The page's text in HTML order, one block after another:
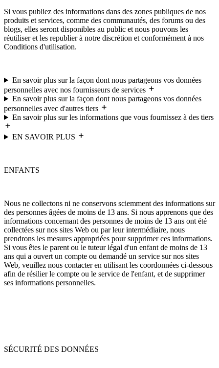
Si vous publiez des informations dans des zones publiques de nos
produits et services, comme des communautés, des forums ou des
blogs, elles seront disponibles au public et nous pouvons les
réutiliser et les republier à notre discrétion et conformément à nos
Conditions d'utilisation.
En savoir plus sur la façon dont nous partageons vos données
personnelles avec nos fournisseurs de services
En savoir plus sur la façon dont nous partageons vos données
personnelles avec d'autres tiers
En savoir plus sur les informations que vous fournissez à des tiers
EN SAVOIR PLUS
ENFANTS
Nous ne collectons ni ne conservons sciemment des informations sur
des personnes âgées de moins de 13 ans. Si nous apprenons que des
informations concernant des personnes de moins de 13 ans ont été
collectées sur nos sites Web ou par leur intermédiaire, nous
prendrons les mesures appropriées pour supprimer ces informations.
Si vous êtes le parent ou le tuteur légal d'un enfant de moins de 13
ans qui a ouvert un compte ou demandé un service sur nos sites
Web, veuillez nous contacter en utilisant les coordonnées ci-dessous
afin de résilier le compte ou le service de l'enfant, et de supprimer
ses informations personnelles.
SÉCURITÉ DES DONNÉES